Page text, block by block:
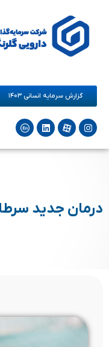
گزارش سرمایه انسانی ۱۴۰۳
درمان جدید